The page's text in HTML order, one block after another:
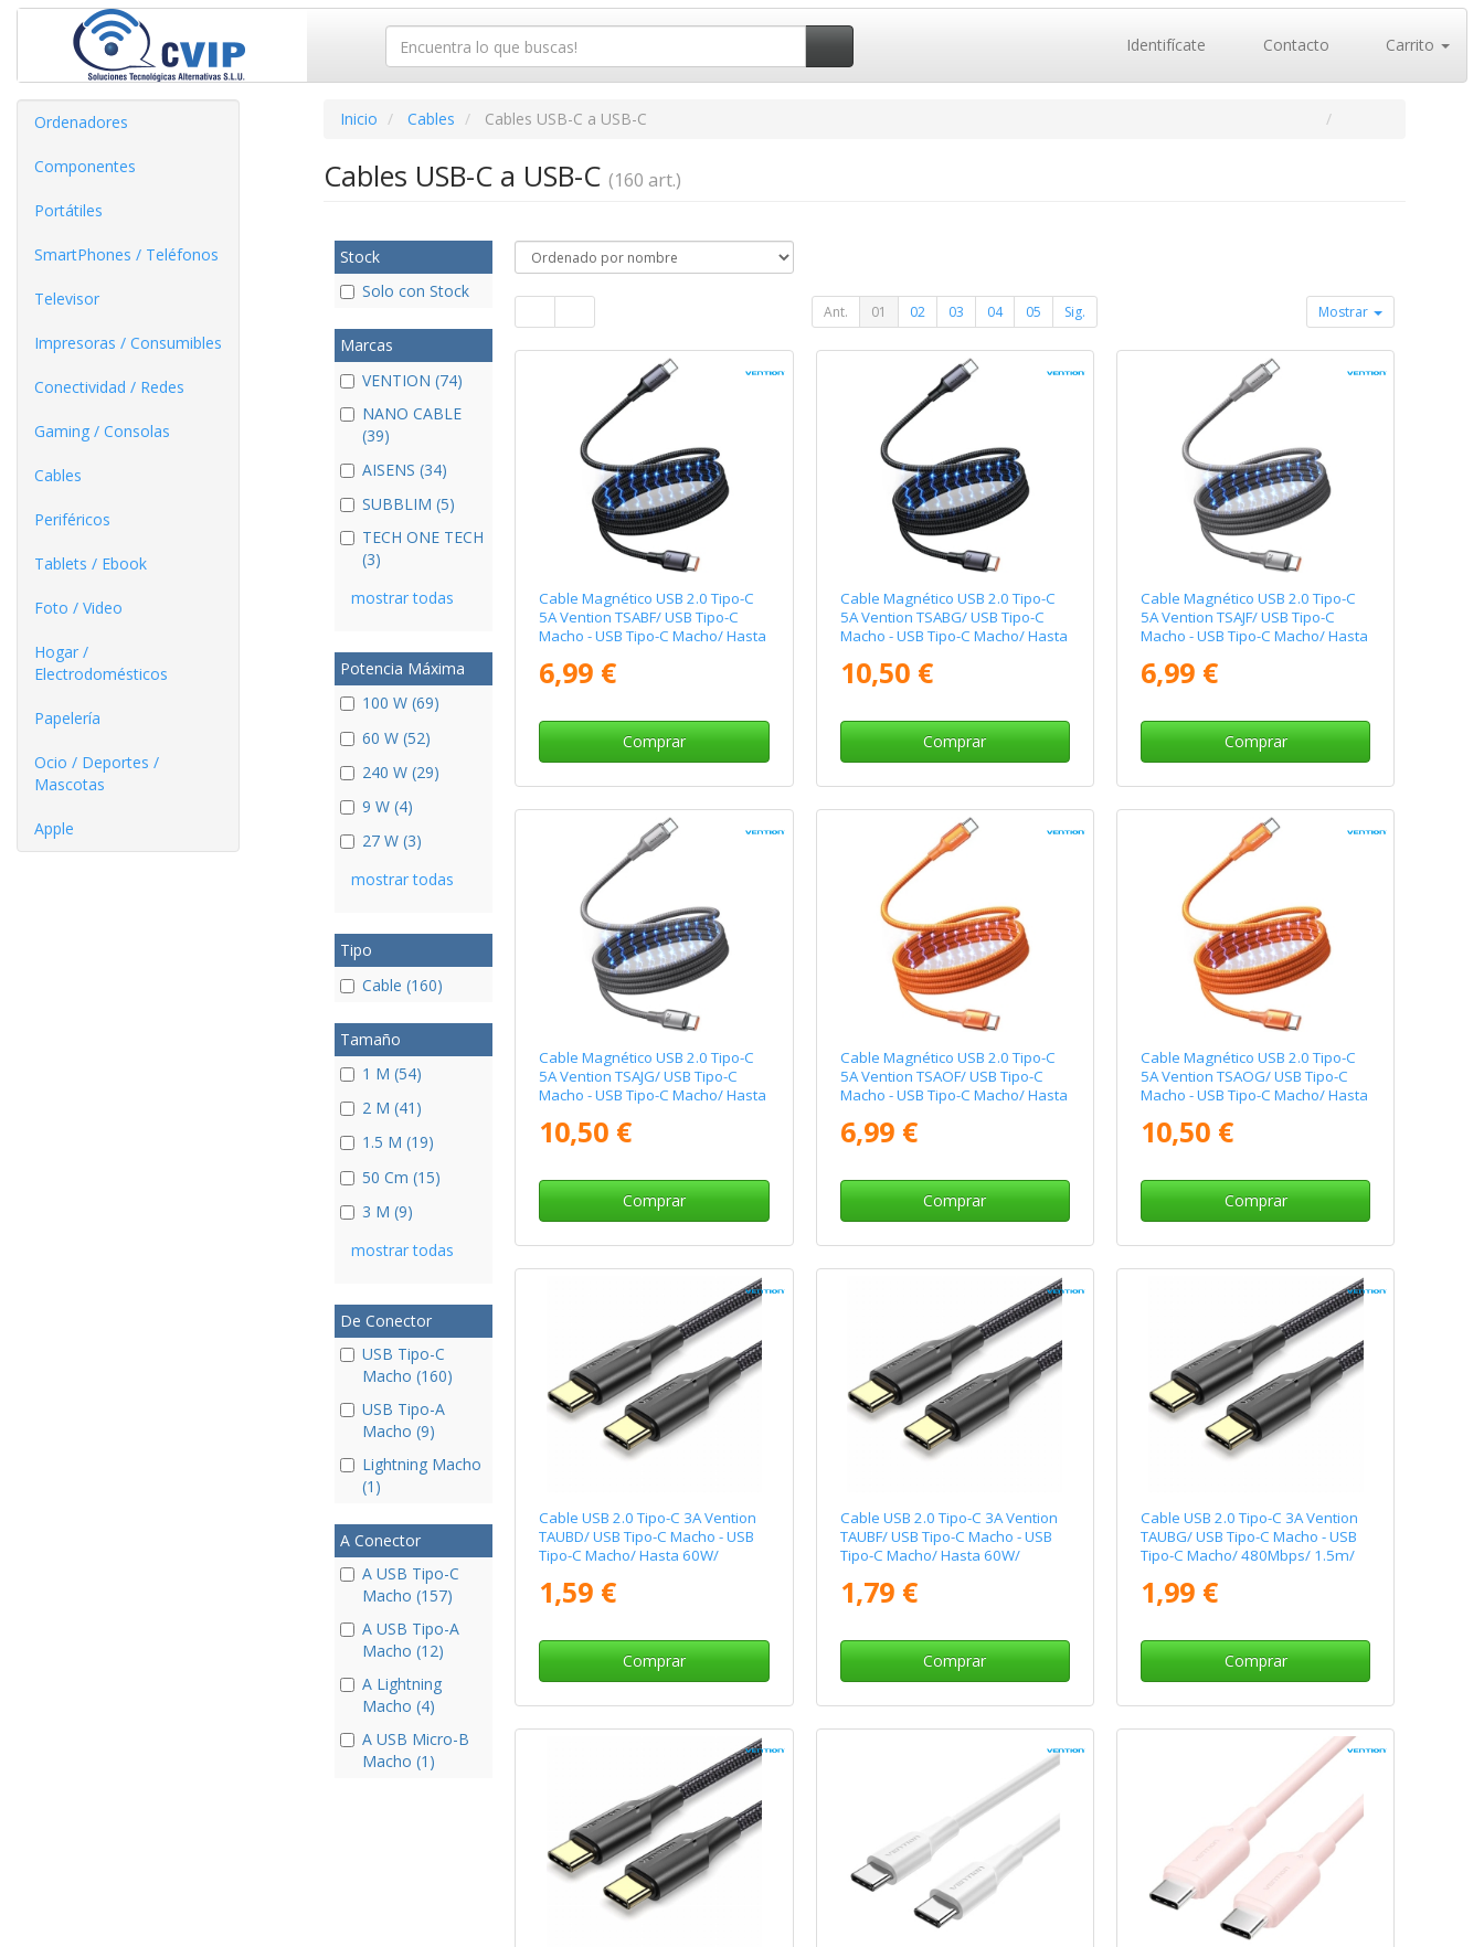
Identifícate Contacto Carrito
Ordenadores
Componentes
Portátiles
SmartPhones / Teléfonos
Televisor
Impresoras / Consumibles
Conectividad / Redes
Gaming / Consolas
Cables
Periféricos
Tablets / Ebook
Foto / Video
Hogar /
Electrodomésticos
Papelería
Ocio / Deportes /
Mascotas
Apple
Inicio Cables Cables USB-C a USB-C
Cables USB-C a USB-C (160 art.)
Stock
Solo con Stock
Marcas
VENTION (74)
NANO CABLE
(39)
AISENS (34)
SUBBLIM (5)
TECH ONE TECH
(3)
mostrar todas
Potencia Máxima
100 W (69)
60 W (52)
240 W (29)
9 W (4)
27 W (3)
mostrar todas
Tipo
Cable (160)
Tamaño
1 M (54)
2 M (41)
1.5 M (19)
50 Cm (15)
3 M (9)
mostrar todas
De Conector
USB Tipo-C
Macho (160)
USB Tipo-A
Macho (9)
Lightning Macho
(1)
A Conector
A USB Tipo-C
Macho (157)
A USB Tipo-A
Macho (12)
A Lightning
Macho (4)
A USB Micro-B
Macho (1)
Ant. 01 02 03 04 05 Sig. Mostrar
Cable Magnético USB 2.0 Tipo-C
5A Vention TSABF/ USB Tipo-C
Macho - USB Tipo-C Macho/ Hasta
6,99 €
Comprar
Cable Magnético USB 2.0 Tipo-C
5A Vention TSABG/ USB Tipo-C
Macho - USB Tipo-C Macho/ Hasta
10,50 €
Comprar
Cable Magnético USB 2.0 Tipo-C
5A Vention TSAJF/ USB Tipo-C
Macho - USB Tipo-C Macho/ Hasta
6,99 €
Comprar
Cable Magnético USB 2.0 Tipo-C
5A Vention TSAJG/ USB Tipo-C
Macho - USB Tipo-C Macho/ Hasta
10,50 €
Comprar
Cable Magnético USB 2.0 Tipo-C
5A Vention TSAOF/ USB Tipo-C
Macho - USB Tipo-C Macho/ Hasta
6,99 €
Comprar
Cable Magnético USB 2.0 Tipo-C
5A Vention TSAOG/ USB Tipo-C
Macho - USB Tipo-C Macho/ Hasta
10,50 €
Comprar
Cable USB 2.0 Tipo-C 3A Vention
TAUBD/ USB Tipo-C Macho - USB
Tipo-C Macho/ Hasta 60W/
1,59 €
Comprar
Cable USB 2.0 Tipo-C 3A Vention
TAUBF/ USB Tipo-C Macho - USB
Tipo-C Macho/ Hasta 60W/
1,79 €
Comprar
Cable USB 2.0 Tipo-C 3A Vention
TAUBG/ USB Tipo-C Macho - USB
Tipo-C Macho/ 480Mbps/ 1.5m/
1,99 €
Comprar